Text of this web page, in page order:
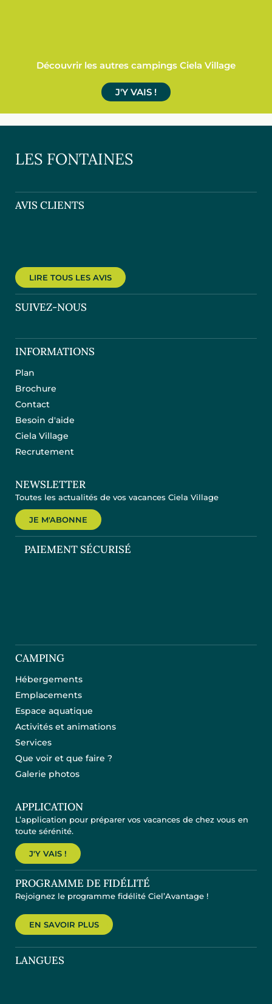
Découvrir les autres campings Ciela Village
J'Y VAIS !
LES FONTAINES
AVIS CLIENTS
LIRE TOUS LES AVIS
SUIVEZ-NOUS
INFORMATIONS
Plan
Brochure
Contact
Besoin d'aide
Ciela Village
Recrutement
NEWSLETTER
Toutes les actualités de vos vacances Ciela Village
JE M'ABONNE
PAIEMENT SÉCURISÉ
CAMPING
Hébergements
Emplacements
Espace aquatique
Activités et animations
Services
Que voir et que faire ?
Galerie photos
APPLICATION
L’application pour préparer vos vacances de chez vous en
toute sérénité.
J'Y VAIS !
PROGRAMME DE FIDÉLITÉ
Rejoignez le programme fidélité Ciel’Avantage !
EN SAVOIR PLUS
LANGUES